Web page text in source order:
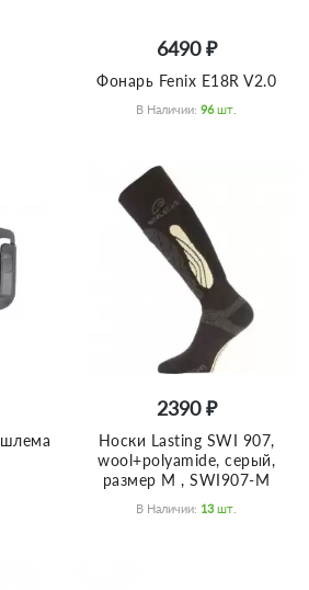
6490 ₽
Фонарь Fenix E18R V2.0
В Наличии: 96 Шт.
2390 ₽
Носки Lasting SWI 907,
wool+polyamide, серый,
размер M , SWI907-M
В Наличии: 13 Шт.